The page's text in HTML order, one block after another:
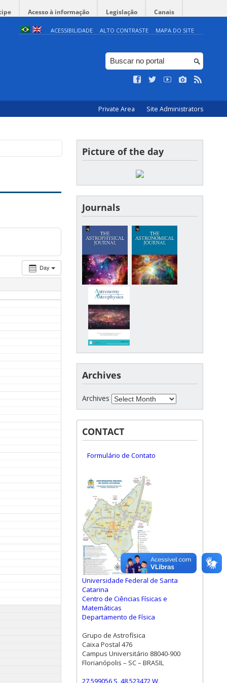
Acesso à informação Legislação Canais
ACESSIBILIDADE ALTO CONTRASTE MAPA DO SITE
Private Area Site Administrators
Day
Picture of the day
Journals
Archives
Archives
CONTACT
Formulário de Contato
Universidade Federal de Santa
Catarina
Centro de Ciências Físicas e
Matemáticas
Departamento de Física
Grupo de Astrofísica
Caixa Postal 476
Campus Universitário 88040-900
Florianópolis – SC – BRASIL
27.599056 S, 48.523472 W